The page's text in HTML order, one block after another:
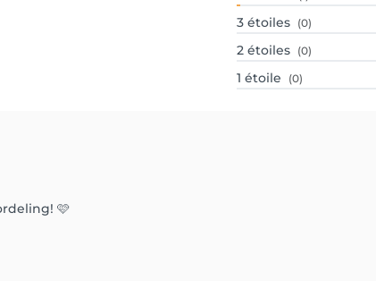
3 étoiles (0)
2 étoiles (0)
1 étoile (0)
🩷